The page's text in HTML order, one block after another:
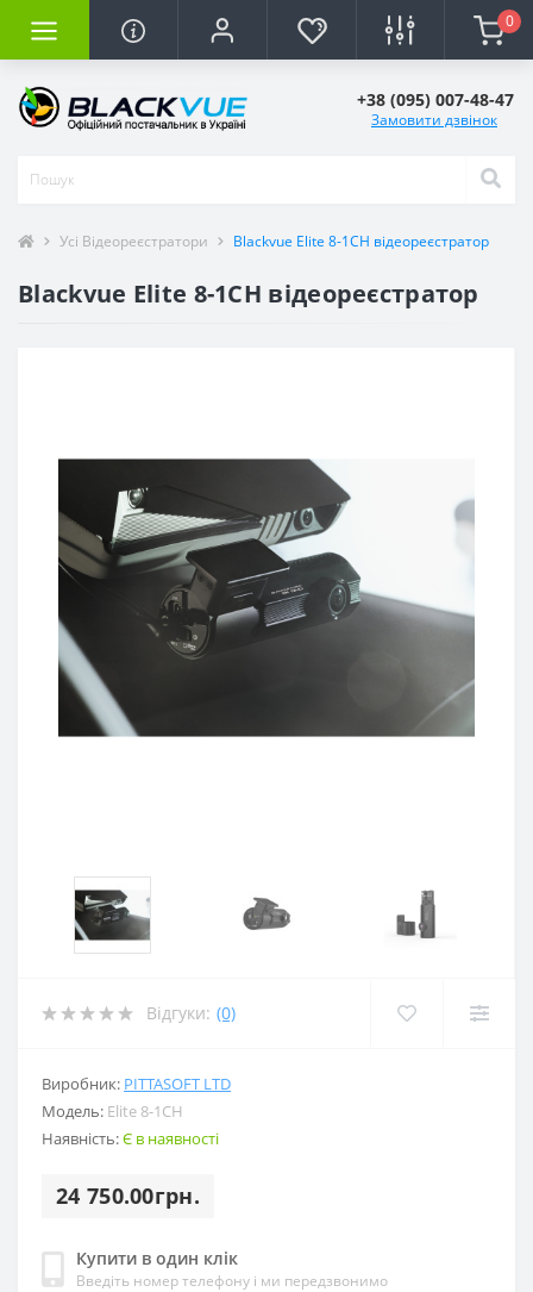
0
+38 (095) 007-48-47
Замовити дзвінок
Усі Відеореєстратори Blackvue Elite 8-1CH відеореєстратор
Blackvue Elite 8-1CH відеореєстратор
Відгуки: (0)
Виробник: PITTASOFT LTD
Модель: Elite 8-1CH
Наявність:Є в наявності
24 750.00грн.
Купити в один клік
Введіть номер телефону і ми передзвонимо